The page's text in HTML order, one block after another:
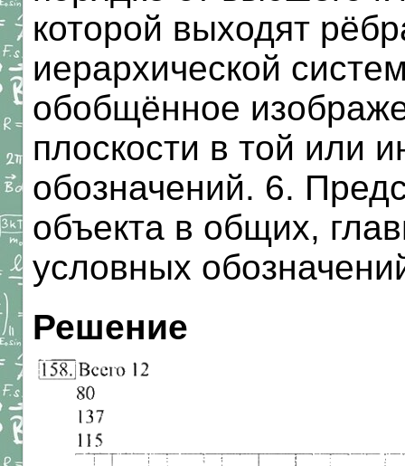
которой выходят
иерархической
обобщённое
плоскости в той или
обозначений. 6.
объекта в общих,
условных
Решение